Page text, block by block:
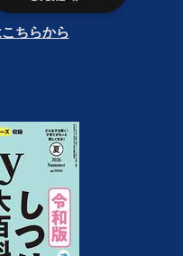
ちらから